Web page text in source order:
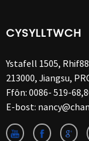
CYSYLLTWCH
Ystafell 1505,
213000, Jiangsu,
Ffôn: 0086- 519-
E-bost: